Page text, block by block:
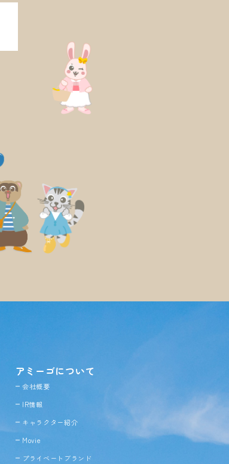
アミーゴについて
会社概要
IR情報
キャラクター紹介
Movie
プライベートブランド